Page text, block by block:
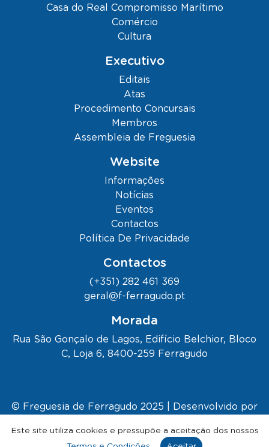
Casa do Real Compromisso Marítimo
Comércio
Cultura
Executivo
Editais
Atas
Procedimento Concursais
Membros
Assembleia de Freguesia
Website
Informações
Notícias
Eventos
Contactos
Política De Privacidade
Contactos
(+351) 282 461 369
geral@f-ferragudo.pt
Morada
Rua São Gonçalo de Lagos, Edifício Belchior, Bloco
C, Loja 6, 8400-259 Ferragudo
© Freguesia de Ferragudo 2025 | Desenvolvido por
Este site utiliza cookies e pressupõe a aceitação dos nossos
🌊 Falar com o Ferrukas